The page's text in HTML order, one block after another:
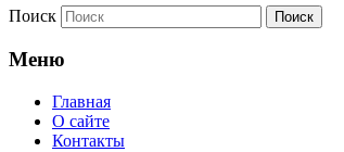
Поиск
Меню
Главная
О сайте
Контакты